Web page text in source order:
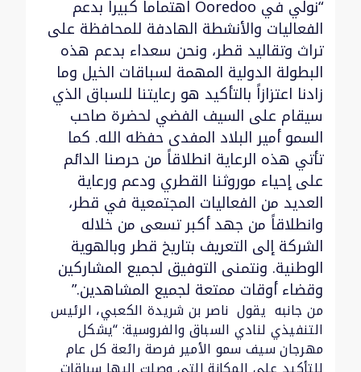
“نولي في Ooredoo اهتماماً كبيراً بدعم
الفعاليات والأنشطة الهادفة للمحافظة على
تراث وتقاليد قطر، ونحن سعداء بدعم هذه
البطولة الدولية المهمة لسباقات الخيل وما
زادنا اعتزازاً بالتأكيد هو رعايتنا للسباق الذي
سيقام على السيف الفضي لحضرة صاحب
السمو أمير البلاد المفدى حفظه الله. كما
تأتي هذه الرعاية انطلاقاً من حرصنا الدائم
على إحياء موروثنا القطري ودعم ورعاية
العديد من الفعاليات المجتمعية في قطر،
وانطلاقاً من جهد أكبر تسعى من خلاله
الشركة إلى التعريف بتاريخ قطر وبالهوية
الوطنية. ونتمنى التوفيق لجميع المشاركين
وقضاء أوقات ممتعة لجميع المشاهدين.”
من جانبه يقول ناصر بن شريدة الكعبي، الرئيس
التنفيذي لنادي السباق والفروسية: “يشكل
مهرجان سيف سمو الأمير فرصة رائعة كل عام